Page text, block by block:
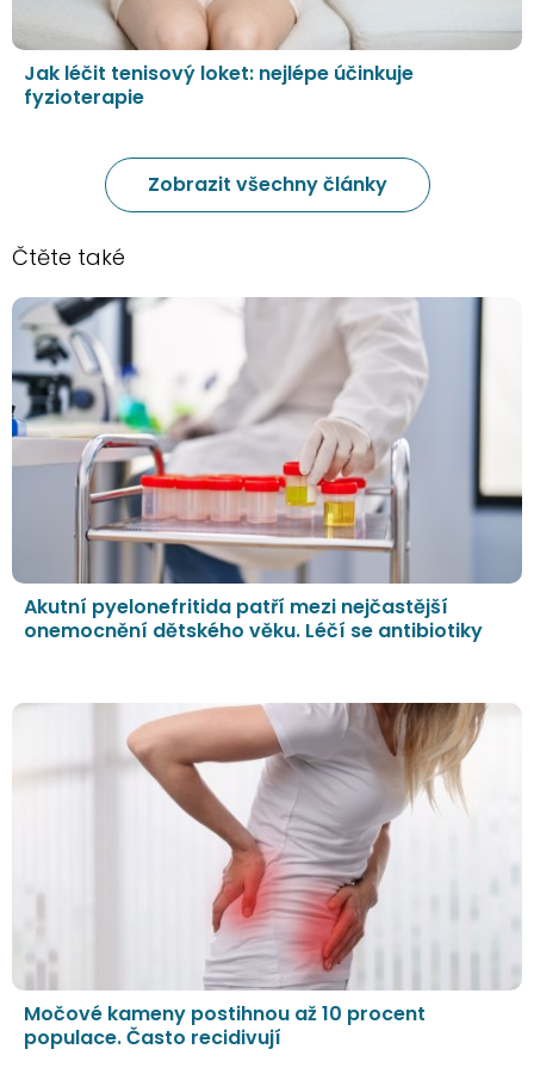
Jak léčit tenisový loket: nejlépe účinkuje
fyzioterapie
Zobrazit všechny články
Čtěte také
Akutní pyelonefritida patří mezi nejčastější
onemocnění dětského věku. Léčí se antibiotiky
Močové kameny postihnou až 10 procent
populace. Často recidivují